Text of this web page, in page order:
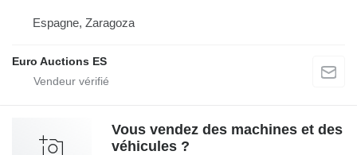
Espagne, Zaragoza
Euro Auctions ES
Vous vendez des machines et des
véhicules ?